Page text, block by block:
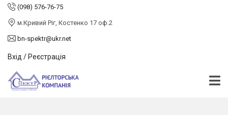
(098) 576-76-75
м.Кривий Ріг, Костенко 17 оф.2
bn-spektr@ukr.net
Вхід / Реєстрація